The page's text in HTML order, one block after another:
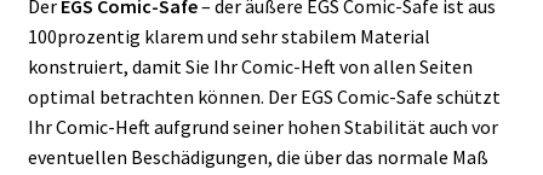
Der EGS Comic-Safe– der äußere EGS Comic-Safe ist aus
100prozentig klarem und sehr stabilem Material
konstruiert, damit Sie Ihr Comic-Heft von allen Seiten
optimal betrachten können. Der EGS Comic-Safe schützt
Ihr Comic-Heft aufgrund seiner hohen Stabilität auch vor
eventuellen Beschädigungen, die über das normale Maß